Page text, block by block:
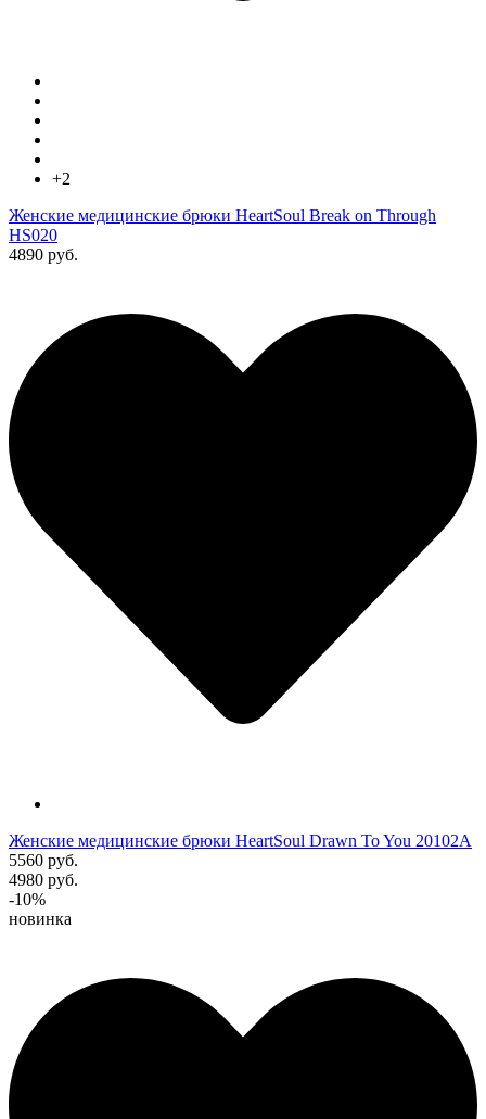
+2
Женские медицинские брюки HeartSoul Break on Through
HS020
4890 руб.
Женские медицинские брюки HeartSoul Drawn To You 20102A
5560 руб.
4980 руб.
-10%
новинка